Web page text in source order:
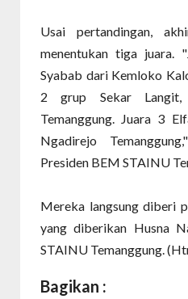
Usai pertandingan,
menentukan tiga juara.
Syabab dari Kemloko
2 grup Sekar Langit,
Temanggung. Juara 3
Ngadirejo
Presiden BEM STAINU
Mereka langsung diberi
yang diberikan Husna
STAINU Temanggung.
Bagikan :